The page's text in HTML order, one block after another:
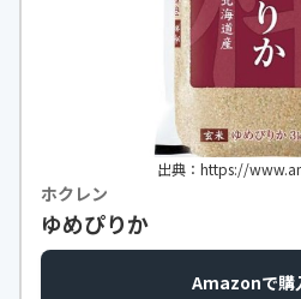
出典：https://
ホクレン
ゆめぴりか
Amazonで購